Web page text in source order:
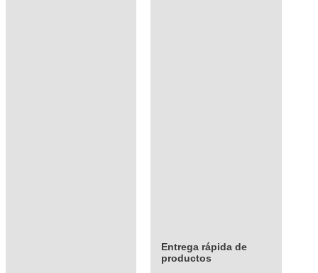
Entrega rápida de
productos